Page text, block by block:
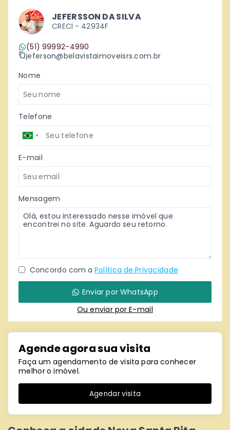
JEFERSSON DA SILVA
CRECI - 42934F
(51) 99992-4990
jeferson@belavistaimoveisrs.com.br
Nome
Telefone
E-mail
Mensagem
Concordo com a Política de Privacidade
Enviar por WhatsApp
Ou enviar por E-mail
Agende agora sua visita
Faça um agendamento de visita para conhecer
melhor o imóvel.
Agendar visita